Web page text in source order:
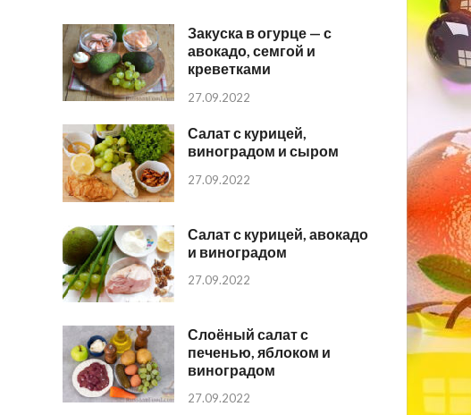
Закуска в огурце — с
авокадо, семгой и
креветками
27.09.2022
Салат с курицей,
виноградом и сыром
27.09.2022
Салат с курицей, авокадо
и виноградом
27.09.2022
Слоёный салат с
печенью, яблоком и
виноградом
27.09.2022